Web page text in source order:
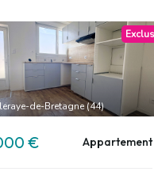
de-Bretagne (44)
€ Appartement